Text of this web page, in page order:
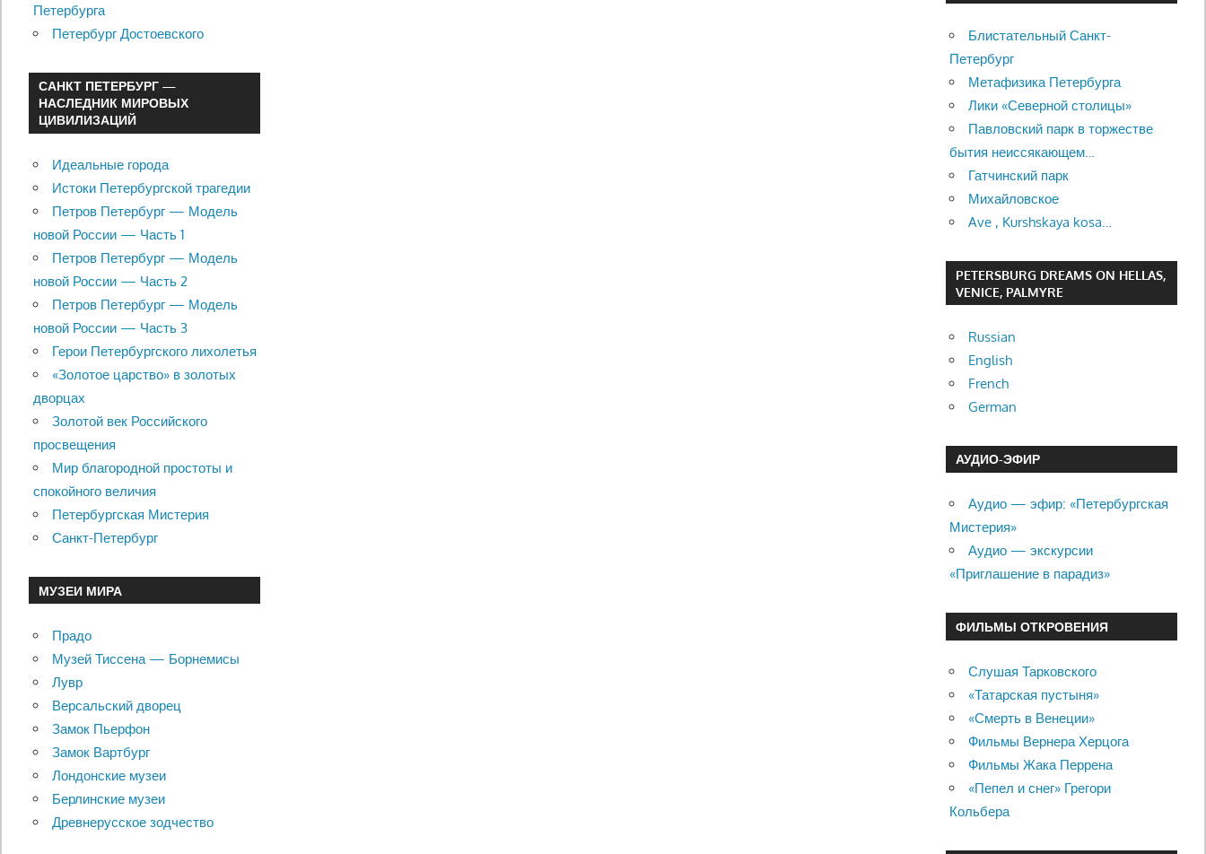
Петербурга
Петербург Достоевского
САНКТ ПЕТЕРБУРГ —
НАСЛЕДНИК МИРОВЫХ
ЦИВИЛИЗАЦИЙ
Идеальные города
Истоки Петербургской трагедии
Петров Петербург — Модель
новой России — Часть 1
Петров Петербург — Модель
новой России — Часть 2
Петров Петербург — Модель
новой России — Часть 3
Герои Петербургского лихолетья
«Золотое царство» в золотых
дворцах
Золотой век Российского
просвещения
Мир благородной простоты и
спокойного величия
Петербургская Мистерия
Санкт-Петербург
МУЗЕИ МИРА
Прадо
Музей Тиссена — Борнемисы
Лувр
Версальский дворец
Замок Пьерфон
Замок Вартбург
Лондонские музеи
Берлинские музеи
Древнерусское зодчество
Блистательный Санкт-
Петербург
Метафизика Петербурга
Лики «Северной столицы»
Павловский парк в торжестве
бытия неиссякающем…
Гатчинский парк
Михайловское
Ave , Kurshskaya kosa…
PETERSBURG DREAMS ON HELLAS,
VENICE, PALMYRE
Russian
English
French
German
АУДИО-ЭФИР
Аудио — эфир: «Петербургская
Мистерия»
Аудио — экскурсии
«Приглашение в парадиз»
ФИЛЬМЫ ОТКРОВЕНИЯ
Слушая Тарковского
«Татарская пустыня»
«Смерть в Венеции»
Фильмы Вернера Херцога
Фильмы Жака Перрена
«Пепел и снег» Грегори
Кольбера